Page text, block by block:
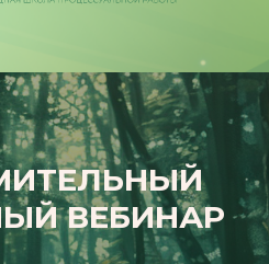
884-29-93
ВЕБИНАР